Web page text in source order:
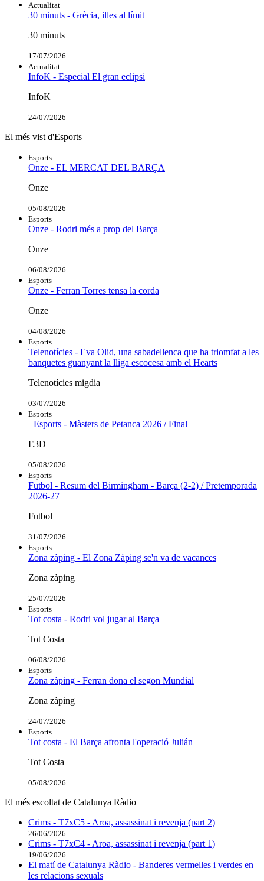
Actualitat
30 minuts - Grècia, illes al límit
30 minuts
17/07/2026
Actualitat
InfoK - Especial El gran eclipsi
InfoK
24/07/2026
El més vist d'Esports
Esports
Onze - EL MERCAT DEL BARÇA
Onze
05/08/2026
Esports
Onze - Rodri més a prop del Barça
Onze
06/08/2026
Esports
Onze - Ferran Torres tensa la corda
Onze
04/08/2026
Esports
Telenotícies - Eva Olid, una sabadellenca que ha triomfat a les
banquetes guanyant la lliga escocesa amb el Hearts
Telenotícies migdia
03/07/2026
Esports
+Esports - Màsters de Petanca 2026 / Final
E3D
05/08/2026
Esports
Futbol - Resum del Birmingham - Barça (2-2) / Pretemporada
2026-27
Futbol
31/07/2026
Esports
Zona zàping - El Zona Zàping se'n va de vacances
Zona zàping
25/07/2026
Esports
Tot costa - Rodri vol jugar al Barça
Tot Costa
06/08/2026
Esports
Zona zàping - Ferran dona el segon Mundial
Zona zàping
24/07/2026
Esports
Tot costa - El Barça afronta l'operació Julián
Tot Costa
05/08/2026
El més escoltat de Catalunya Ràdio
Crims - T7xC5 - Aroa, assassinat i revenja (part 2)
26/06/2026
Crims - T7xC4 - Aroa, assassinat i revenja (part 1)
19/06/2026
El matí de Catalunya Ràdio - Banderes vermelles i verdes en
les relacions sexuals